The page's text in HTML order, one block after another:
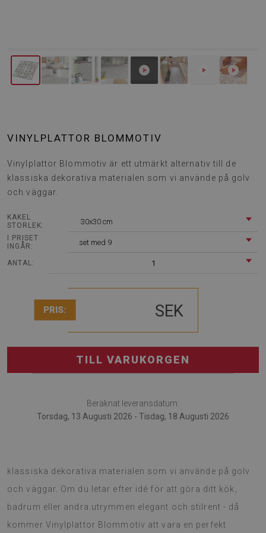
VINYLPLATTOR BLOMMOTIV
Vinylplattor Blommotiv är ett utmärkt alternativ till de
klassiska dekorativa materialen som vi använde på golv
och väggar.
KAKEL
STORLEK:
30x30 cm
I PRISET
INGÅR:
set med 9
ANTAL: 1
PRIS: SEK
TILL VARUKORGEN
Beräknat leveransdatum:
Torsdag, 13 Augusti 2026 - Tisdag, 18 Augusti 2026
klassiska dekorativa materialen som vi använde på golv
och väggar. Om du letar efter idé för att göra ditt kök,
badrum eller andra utrymmen elegant och stilrent - då
kommer Vinylplattor Blommotiv att vara en perfekt